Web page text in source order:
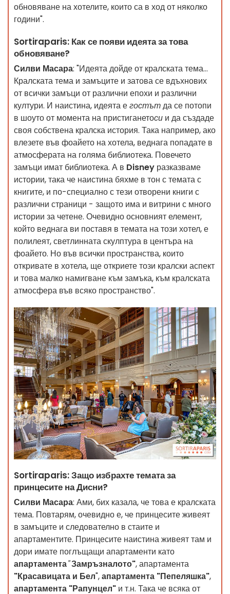
обновяване на хотелите, които са в ход от няколко
години".
Sortiraparis: Как се появи идеята за това
обновяване?
Силви Масара: "Идеята дойде от кралската тема...
Кралската тема и замъците и затова се вдъхнових
от всички замъци от различни епохи и различни
култури. И наистина, идеята егостътда се потопи
в шоуто от момента на пристиганетоси и да създаде
своя собствена кралска история. Така например, ако
влезете във фоайето на хотела, веднага попадате в
атмосферата на голяма библиотека. Повечето
замъци имат библиотека. А в Disney разказваме
истории, така че наистина бяхме в тон с темата с
книгите, и по-специално с тези отворени книги с
различни страници - защото има и витрини с много
истории за четене. Очевидно основният елемент,
който веднага ви поставя в темата на този хотел, е
полилеят, светлинната скулптура в центъра на
фоайето. Но във всички пространства, които
откривате в хотела, ще откриете този кралски аспект
и това малко намигване към замъка, към кралската
атмосфера във всяко пространство".
Sortiraparis: Защо избрахте темата за
принцесите на Дисни?
Силви Масара: Ами, бих казала, че това е кралската
тема. Повтарям, очевидно е, че принцесите живеят
в замъците и следователно в стаите и
апартаментите. Принцесите наистина живеят там и
дори имате поглъщащи апартаменти като
апартамента"Замръзналото", апартамента
"Красавицата и Бел",апартамента "Пепеляшка",
апартамента "Рапунцел" и т.н. Така че всяка от